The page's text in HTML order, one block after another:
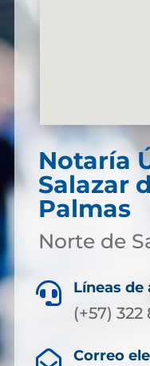
Notaría
Salazar
Palmas
Norte de
 Líneas de
(+57)
Correo